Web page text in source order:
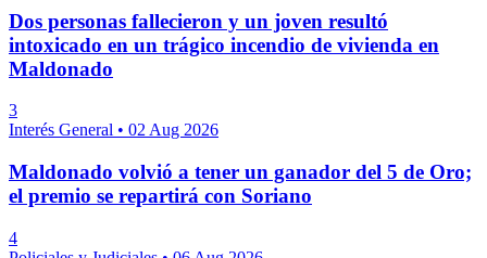
Dos personas fallecieron y un joven resultó
intoxicado en un trágico incendio de vivienda en
Maldonado
3
Interés General • 02 Aug 2026
Maldonado volvió a tener un ganador del 5 de Oro;
el premio se repartirá con Soriano
4